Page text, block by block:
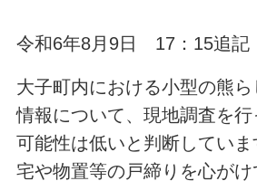
令和6年8月9日 17：15追記
大子町内における小型の熊
情報について、現地調査を
可能性は低いと判断していま
宅や物置等の戸締りを心がけ